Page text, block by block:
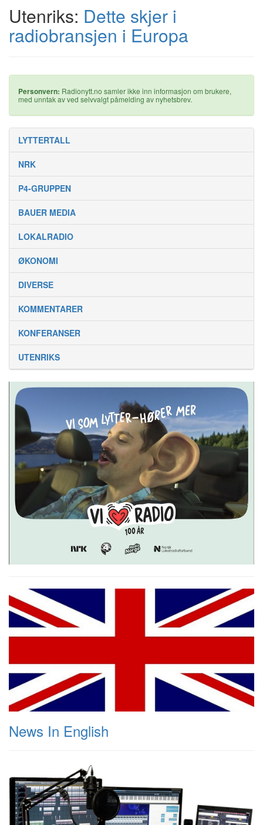
Utenriks: Dette skjer i
radiobransjen i Europa
Personvern: Radionytt.no samler ikke inn informasjon om brukere,
med unntak av ved selvvalgt påmelding av nyhetsbrev.
LYTTERTALL
NRK
P4-GRUPPEN
BAUER MEDIA
LOKALRADIO
ØKONOMI
DIVERSE
KOMMENTARER
KONFERANSER
UTENRIKS
News In English